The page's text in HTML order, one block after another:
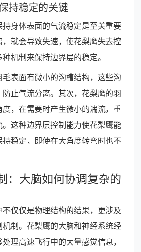
持稳定的关键
身体表面的气流稳定是至关重要
，就会导致失速，使花梨鹰失去控
机制来保持边界层的稳定。
表面有微小的沟槽结构，这些沟
止气流分离。其次，花梨鹰的羽
度，在需要时产生微小的湍流，重
这种边界层控制能力使花梨鹰能
稳定，即使在大角度转弯时也不
：大脑如何协调复杂的
不仅仅是物理结构的结果，更涉及
机制。花梨鹰的大脑和神经系统经
理高速飞行中的大量感觉信息，